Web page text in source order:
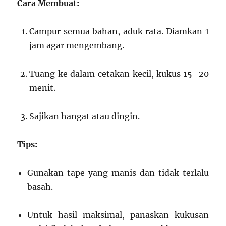
Cara Membuat:
Campur semua bahan, aduk rata. Diamkan 1
jam agar mengembang.
Tuang ke dalam cetakan kecil, kukus 15–20
menit.
Sajikan hangat atau dingin.
Tips:
Gunakan tape yang manis dan tidak terlalu
basah.
Untuk hasil maksimal, panaskan kukusan